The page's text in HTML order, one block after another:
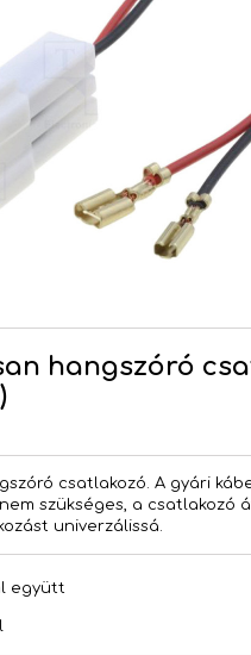
hangszóró
csatlakozó. A gyári
szükséges, a csatlakozó
univerzálissá.
együtt